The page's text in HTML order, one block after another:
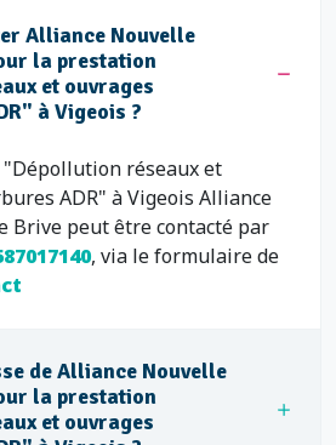
Alliance Nouvelle
la prestation
et ouvrages
à Vigeois ?
réseaux et
ADR" à Vigeois Alliance
Brive peut être contacté par
, via le formulaire de
de Alliance Nouvelle
la prestation
et ouvrages